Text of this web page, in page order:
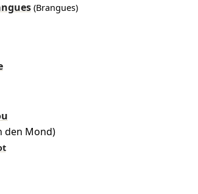
(Brangues)
den Mond)